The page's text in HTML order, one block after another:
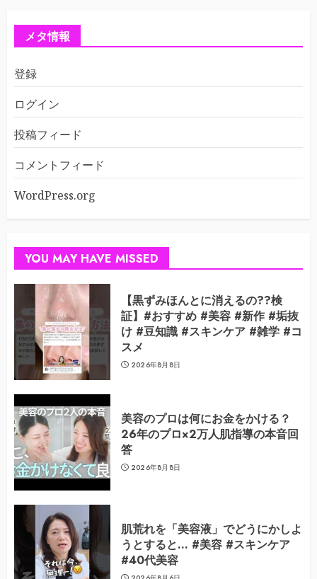
メタ情報
登録
ログイン
投稿フィード
コメントフィード
WordPress.org
YOU MAY HAVE MISSED
【黒ずみほんとに消えるの??検
証】#おすすめ #美容 #新作 #垢抜
け #豆知識 #スキンケア #雑学 #コ
スメ
2026年8月8日
美容のプロは何にお金をかける？
26年のプロ×2万人肌指導の本音回
答
2026年8月8日
肌荒れを「美容液」でどうにかしよ
うとすると… #美容 #スキンケア
#40代美容